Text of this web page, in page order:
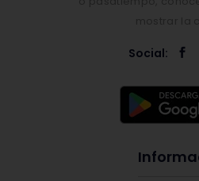
Social: